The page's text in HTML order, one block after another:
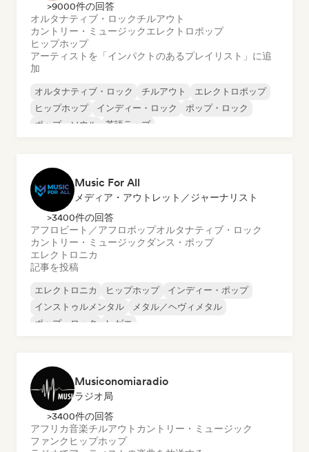
>9000件の回答
オルタナティブ・ロックチルアウト
カントリー・ミュージックエレクトロポップ
ヒップホップ
アーティストを「インパクトのあるプレイリスト」に追
加
オルタナティブ・ロック チルアウト
エレクトロポップ
ヒップホップ
インディー・ロック
ポップ・ロック
ポップ・ソウル
英語ラップ
Music For All
メディア・アウトレット／ジャーナリスト
>3400件の回答
アフロビート／アフロポップオルタナティブ・ロック
カントリー・ミュージック ダンス・ポップ
エレクトロニカ
記事を投稿
エレクトロニカ ヒップホップ
インディー・ポップ
インストゥルメンタル
メタル／ヘヴィメタル
ポップ・ロック
レゲエ
Musiconomiaradio
ラジオ局
>3400件の回答
アフリカ音楽チルアウト カントリー・ミュージック
ファンク ヒップホップ